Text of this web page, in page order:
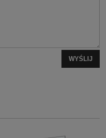
WYŚLIJ